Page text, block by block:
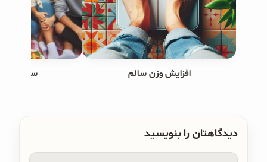
افزایش وزن سالم سبک
دیدگاهتان را بنویسید